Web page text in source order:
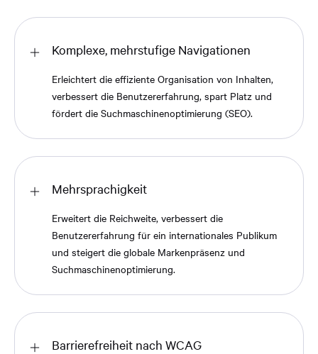
Komplexe, mehrstufige Navigationen
Erleichtert die effiziente Organisation von Inhalten,
verbessert die Benutzererfahrung, spart Platz und
fördert die Suchmaschinenoptimierung (SEO).
Mehrsprachigkeit
Erweitert die Reichweite, verbessert die
Benutzererfahrung für ein internationales Publikum
und steigert die globale Markenpräsenz und
Suchmaschinenoptimierung.
Barrierefreiheit nach WCAG